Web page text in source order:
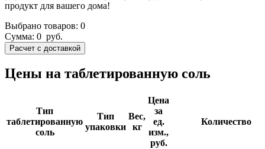
продукт для вашего дома!
Выбрано товаров: 0
Сумма: 0 руб.
Цены на таблетированную соль
Тип
таблетированную
соль
Тип
упаковки
Вес,
кг
Цена
за
ед.
изм.,
руб.
Количество